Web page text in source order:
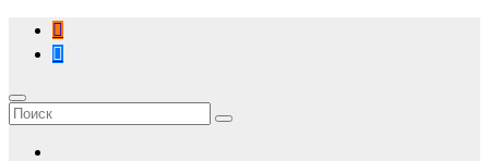
Перейти
содержимому